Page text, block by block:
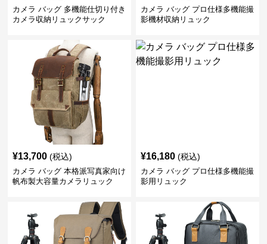
カメラ バッグ 多機能仕切り付き
カメラ収納リュックサック
カメラ バッグ プロ仕様多機能撮
影機材収納リュック
¥13,700 (税込)
カメラ バッグ 本格派写真家向け
帆布製大容量カメラリュック
¥16,180 (税込)
カメラ バッグ プロ仕様多機能撮
影用リュック